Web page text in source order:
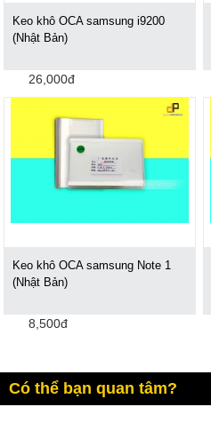
Keo khô OCA samsung i9200
(Nhật Bản)
26,000đ
Keo khô OCA samsung Note 1
(Nhật Bản)
8,500đ
Có thể bạn quan tâm?